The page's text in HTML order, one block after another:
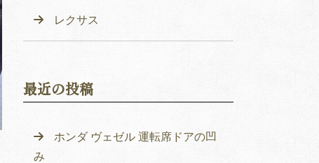
レクサス
最近の投稿
ホンダ ヴェゼル 運転席ドアの凹
み